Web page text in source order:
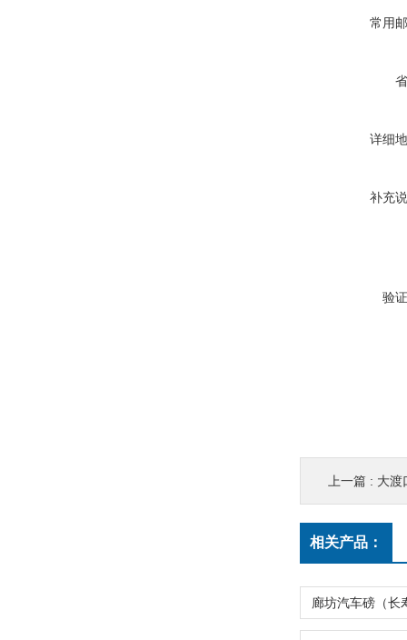
常用
详细
补充
验
上一篇 : 大渡
相关产品：